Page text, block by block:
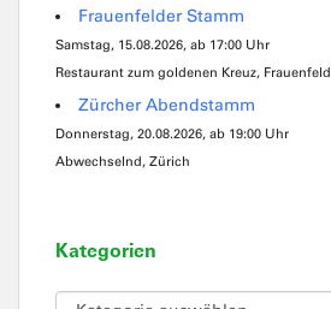
Frauenfelder Stamm
Samstag, 15.08.2026, ab 17:00 Uhr
Restaurant zum goldenen Kreuz, Frauenfeld
Zürcher Abendstamm
Donnerstag, 20.08.2026, ab 19:00 Uhr
Abwechselnd, Zürich
Kategorien
Kategorien